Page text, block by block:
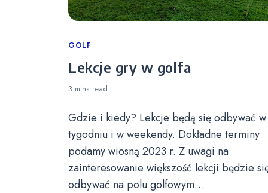
Categories
GOLF
Lekcje gry w golfa
3 mins read
Gdzie i kiedy? Lekcje będą się odbywać w
tygodniu i w weekendy. Dokładne terminy
podamy wiosną 2023 r. Z uwagi na
zainteresowanie większość lekcji będzie
odbywać na polu golfowym…